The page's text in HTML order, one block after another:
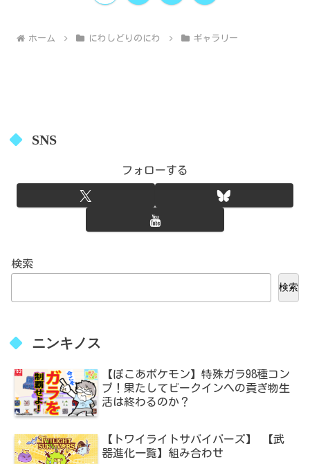
ホーム にわしどりのにわ ギャラリー
SNS
フォローする
検索
検索
ニンキノス
【ぽこあポケモン】特殊ガラ98種コン
プ！果たしてビークインへの貢ぎ物生
活は終わるのか？
【トワイライトサバイバーズ】 【武
器進化一覧】組み合わせ